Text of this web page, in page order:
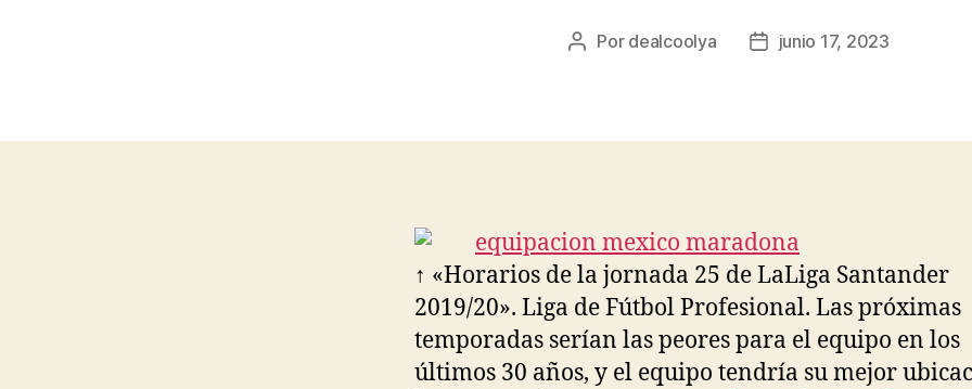
Autor
Por dealcoolya
Fechajunio 17, 2023
↑ «Horarios de la jornada 25 de LaLiga Santander
2019/20». Liga de Fútbol Profesional. Las próximas
temporadas serían las peores para el equipo en los
últimos 30 años, y el equipo tendría su mejor